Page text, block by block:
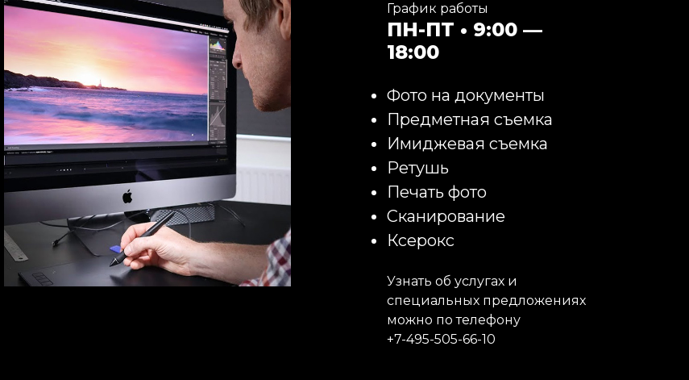
График работы
ПН-ПТ • 9:00 —
18:00
Фото на документы
Предметная съемка
Имиджевая съемка
Ретушь
Печать фото
Сканирование
Ксерокс
Узнать об услугах и
специальных предложениях
можно по телефону
+7-495-505-66-10